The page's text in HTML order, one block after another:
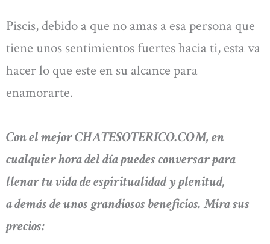
Piscis, debido a que no amas a esa persona que
tiene unos sentimientos fuertes hacia ti, esta va
hacer lo que este en su alcance para
enamorarte.
Con el mejor CHATESOTERICO.COM, en
cualquier hora del día puedes conversar para
llenar tu vida de espiritualidad y plenitud,
además de unos grandiosos beneficios. Mira sus
precios: